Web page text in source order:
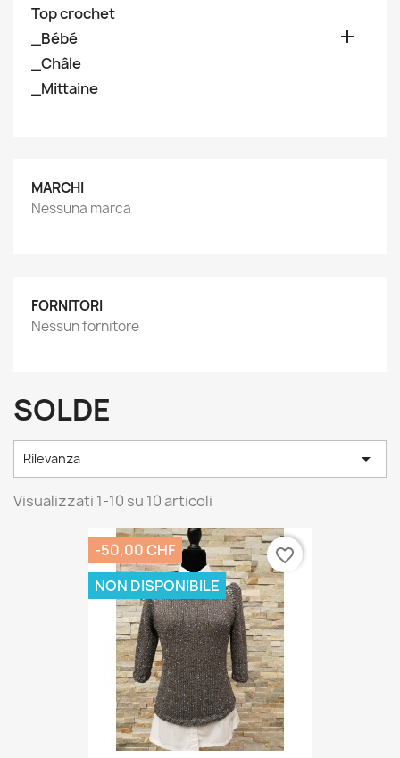
Top crochet
_Bébé

_Châle
_Mittaine
MARCHI
Nessuna marca
FORNITORI
Nessun fornitore
SOLDE
Rilevanza 
Visualizzati 1-10 su 10 articoli
-50,00 CHF
NON DISPONIBILE
favorite_border